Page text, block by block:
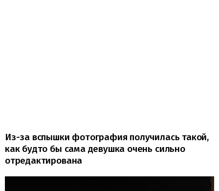
Из-за вспышки фотография получилась такой,
как будто бы сама девушка очень сильно
отредактирована